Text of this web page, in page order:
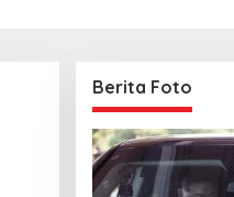
Berita Foto